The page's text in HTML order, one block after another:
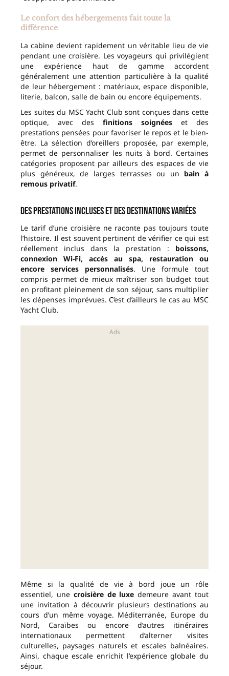
Le confort des hébergements fait toute la
différence
La cabine devient rapidement un véritable lieu de vie
pendant une croisière. Les voyageurs qui privilégient
une expérience haut de gamme accordent
généralement une attention particulière à la qualité
de leur hébergement : matériaux, espace disponible,
literie, balcon, salle de bain ou encore équipements.
Les suites du MSC Yacht Club sont conçues dans cette
optique, avec des finitions soignées et des
prestations pensées pour favoriser le repos et le bien-
être. La sélection d’oreillers proposée, par exemple,
permet de personnaliser les nuits à bord. Certaines
catégories proposent par ailleurs des espaces de vie
plus généreux, de larges terrasses ou un bain à
remous privatif.
Des prestations incluses et des destinations variées
Le tarif d’une croisière ne raconte pas toujours toute
l’histoire. Il est souvent pertinent de vérifier ce qui est
réellement inclus dans la prestation : boissons,
connexion Wi-Fi, accès au spa, restauration ou
encore services personnalisés. Une formule tout
compris permet de mieux maîtriser son budget tout
en profitant pleinement de son séjour, sans multiplier
les dépenses imprévues. C’est d’ailleurs le cas au MSC
Yacht Club.
Même si la qualité de vie à bord joue un rôle
essentiel, une croisière de luxe demeure avant tout
une invitation à découvrir plusieurs destinations au
cours d’un même voyage. Méditerranée, Europe du
Nord, Caraïbes ou encore d’autres itinéraires
internationaux permettent d’alterner visites
culturelles, paysages naturels et escales balnéaires.
Ainsi, chaque escale enrichit l’expérience globale du
séjour.